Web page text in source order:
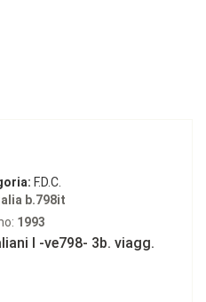
F.D.C.
b.798it
1993
I -ve798- 3b. viagg.